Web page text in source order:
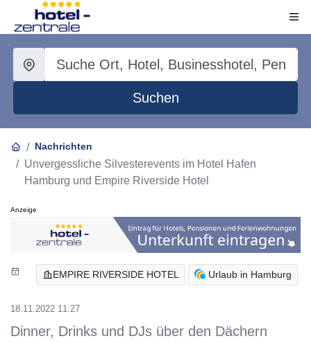
Suchen
Nachrichten
Unvergessliche Silvesterevents im Hotel Hafen
Hamburg und Empire Riverside Hotel
Anzeige
EMPIRE RIVERSIDE HOTEL Urlaub in Hamburg
18.11.2022 11:27
Dinner, Drinks und DJs über den Dächern